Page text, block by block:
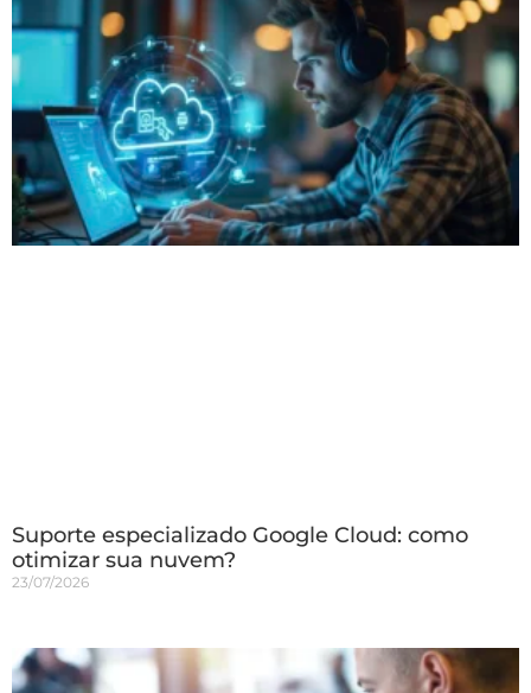
Suporte especializado Google Cloud: como
otimizar sua nuvem?
23/07/2026